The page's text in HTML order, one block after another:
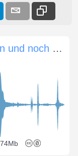
Drei Schüsse, dann nachladen und noch einmal vier Schüsse